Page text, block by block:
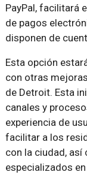
PayPal, facilitará
de pagos
disponen de
Esta opción
con otras
de Detroit. Esta
canales y
experiencia de
facilitar a los
con la ciudad,
especializados